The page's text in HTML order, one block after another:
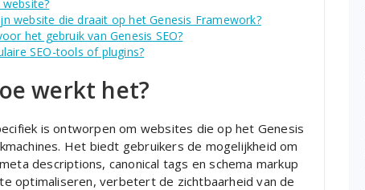
website die draait op het Genesis Framework?
het gebruik van Genesis SEO?
SEO-tools of plugins?
werkt het?
is ontworpen om websites die op het Genesis
Het biedt gebruikers de mogelijkheid om
descriptions, canonical tags en schema markup
optimaliseren, verbetert de zichtbaarheid van de